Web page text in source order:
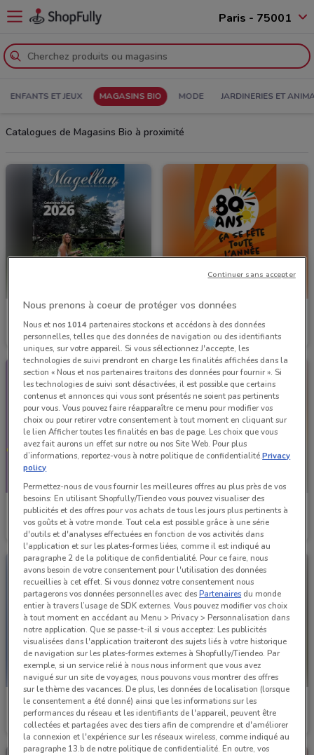
Paris - 75001
ENFANTS ET JEUX MAGASINS BIO MODE JARDINERIES ET
Catalogues de Magasins Bio à proximité
Magellan
Valable jusqu'au 31/12 Valable jusqu'au 31/12 227 m
Nature et Découvertes
Valable jusqu'au 31/08 312 m
Naturalia
Valable jusqu'au 31/08
Biocoop
Valable jusqu'au 20/09 769 m
Biocoop
Valable jusqu'au 30/09 769 m
Nous prenons à coeur de protéger vos données
Nous et nos 1014partenaires stockons et accédons à des données
personnelles, telles que des données de navigation ou des identifiants
uniques, sur votre appareil. Si vous sélectionnez J'accepte, les
technologies de suivi prendront en charge les finalités affichées dans la
section « Nous et nos partenaires traitons des données pour fournir ». Si
les technologies de suivi sont désactivées, il est possible que certains
contenus et annonces qui vous sont présentés ne soient pas pertinents
pour vous. Vous pouvez faire réapparaître ce menu pour modifier vos
choix ou pour retirer votre consentement à tout moment en cliquant sur
le lien Afficher toutes les finalités en bas de page. Les choix que vous
avez fait aurons un effet sur notre ou nos Site Web. Pour plus
d’informations, reportez-vous à notre politique de confidentialité.Privacy
policy
Permettez-nous de vous fournir les meilleures offres au plus près de vos
besoins: En utilisant Shopfully/Tiendeo vous pouvez visualiser des
publicités et des offres pour vos achats de tous les jours plus pertinents à
vos goûts et à votre monde. Tout cela est possible grâce à une série
d'outils et d'analyses effectuées en fonction de vos activités dans
l'application et sur les plates-formes liées, comme il est indiqué au
paragraphe 2 de la politique de confidentialité. Pour ce faire, nous
avons besoin de votre consentement pour l'utilisation des données
recueillies à cet effet. Si vous donnez votre consentement nous
partagerons vos données personnelles avec desPartenaires du monde
entier à travers l’usage de SDK externes. Vous pouvez modifier vos choix
à tout moment en accédant au Menu > Privacy > Personnalisation dans
notre application. Que se passe-t-il si vous acceptez: Les publicités
visualisées dans l'application traiteront des sujets liés à votre historique
de navigation sur les plates-formes externes à Shopfully/Tiendeo. Par
exemple, si un service relié à nous nous informent que vous avez
navigué sur un site de voyages, nous pouvons vous montrer des offres
sur le thème des vacances. De plus, les données de localisation (lorsque
le consentement a été donné) ainsi que les informations sur les
performances du réseau et les identifiants de l'appareil, peuvent être
collectées et partagées avec des tiers afin de comprendre et d'améliorer
la connexion et l'expérience sur les réseaux wireless, comme indiqué au
paragraphe 13.b de notre politique de confidentialité. En outre, vos
Continuer sans accepter